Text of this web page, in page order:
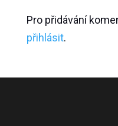
Pro přidávání
přihlásit.